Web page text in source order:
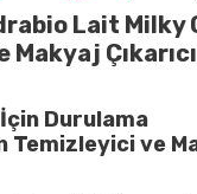
Lait Milky
Durulama
Temizleyici ve